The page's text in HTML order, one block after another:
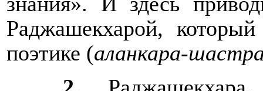
Раджашекхарой,
поэтике (аланкара-